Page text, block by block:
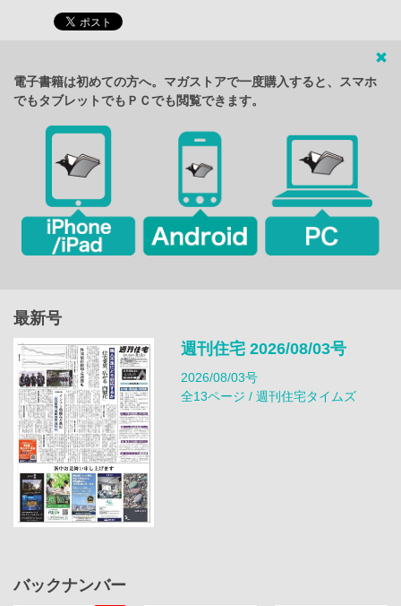
電子書籍は初めての方へ。マガストアで一度購入すると、スマホ
でもタブレットでもＰＣでも閲覧できます。
最新号
週刊住宅 2026/08/03号
2026/08/03号
全13ページ / 週刊住宅タイムズ
バックナンバー